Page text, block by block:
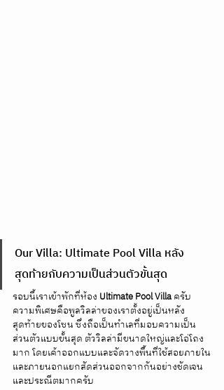
Our Villa: Ultimate Pool Villa หลัง
สุดท้ายกับความเป็นส่วนตัวขั้นสุด
รอบนี้เราเข้าพักที่ห้อง Ultimate Pool Villa ครับ
ความพิเศษคือพูลวิลล่าของเราตั้งอยู่เป็นหลัง
สุดท้ายของโซน ซึ่งถือเป็นทำเลที่มอบความเป็น
ส่วนตัวแบบขั้นสุด ตัววิลล่ามีขนาดใหญ่และโอ่โถง
มาก โดยเค้าออกแบบและจัดวางพื้นที่ใช้สอยภายใน
และภายนอกแยกสัดส่วนออกจากกันอย่างชัดเจน
และประณีตมากครับ